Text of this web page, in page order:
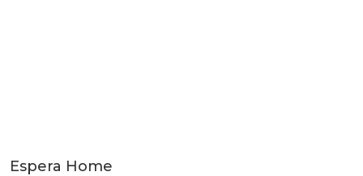
Espera Home